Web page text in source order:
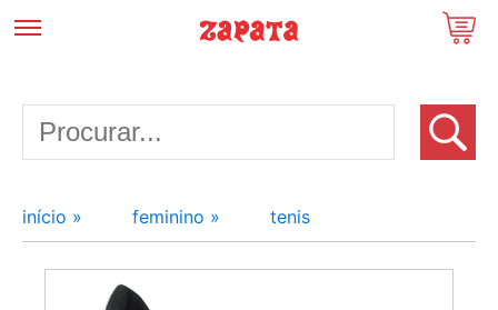
início » feminino » tenis